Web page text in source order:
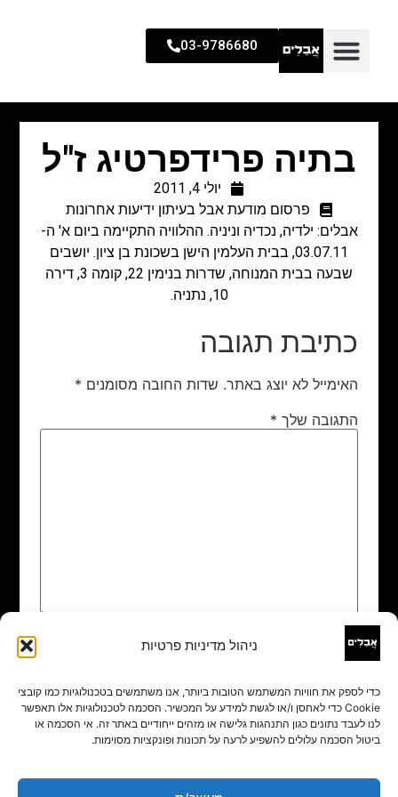
ניהול מדיניות פרטיות
כדי לספק את חוויות המשתמש הטובות ביותר, אנו משתמשים בטכנולוגיות כמו קובצי
Cookie כדי לאחסן ו/או לגשת למידע על המכשיר. הסכמה לטכנולוגיות אלו תאפשר
לנו לעבד נתונים כגון התנהגות גלישה או מזהים ייחודיים באתר זה. אי הסכמה או
ביטול הסכמה עלולים להשפיע לרעה על תכונות ופונקציות מסוימות.
03-9786680
בתיה פרידפרטיג ז"ל
יולי 4, 2011
פרסום מודעת אבל בעיתון ידיעות אחרונות
אבלים: ילדיה, נכדיה וניניה. ההלוויה התקיימה ביום א' ה-
03.07.11, בבית העלמין הישן בשכונת בן ציון. יושבים
שבעה בבית המנוחה, שדרות בנימין 22, קומה 3, דירה
10, נתניה.
כתיבת תגובה
האימייל לא יוצג באתר. שדות החובה מסומנים *
התגובה שלך *
שם
אימייל*